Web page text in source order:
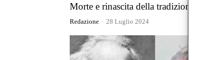
Morte e rinascita della tradizione
Redazione - 28 Luglio 2024